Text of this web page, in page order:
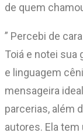
de quem
” Percebi de
Toiá e notei sua
e linguagem
mensageira
parcerias, além
autores. Ela